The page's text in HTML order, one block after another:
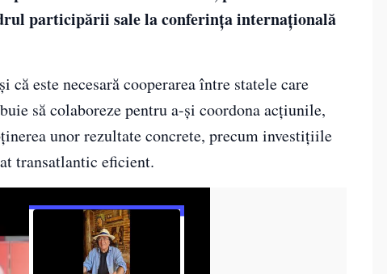
participării sale la conferința internațională
este necesară cooperarea între statele care
să colaboreze pentru a-și coordona acțiunile,
unor rezultate concrete, precum investițiile
transatlantic eficient.